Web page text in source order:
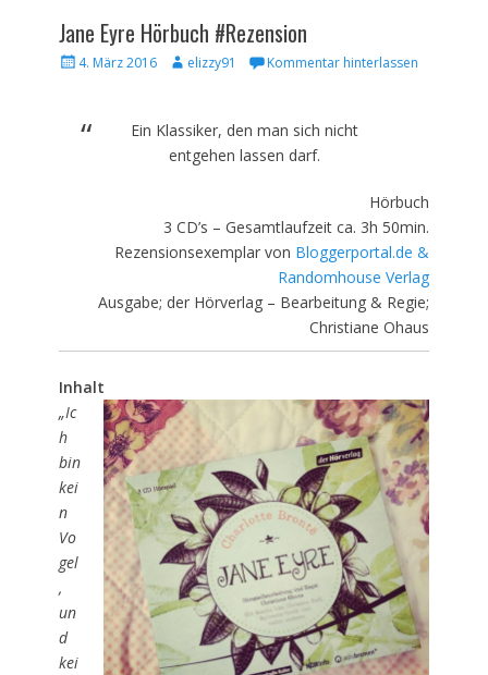
Jane Eyre Hörbuch #Rezension
Veröffentlicht
4. März 2016 Autorelizzy91 Kommentar hinterlassen
Ein Klassiker, den man sich nicht
entgehen lassen darf.
Hörbuch
3 CD’s – Gesamtlaufzeit ca. 3h 50min.
Rezensionsexemplar von Bloggerportal.de &
Randomhouse Verlag
Ausgabe; der Hörverlag – Bearbeitung & Regie;
Christiane Ohaus
Inhalt
„Ic
h
bin
kei
n
Vo
gel
,
un
d
kei